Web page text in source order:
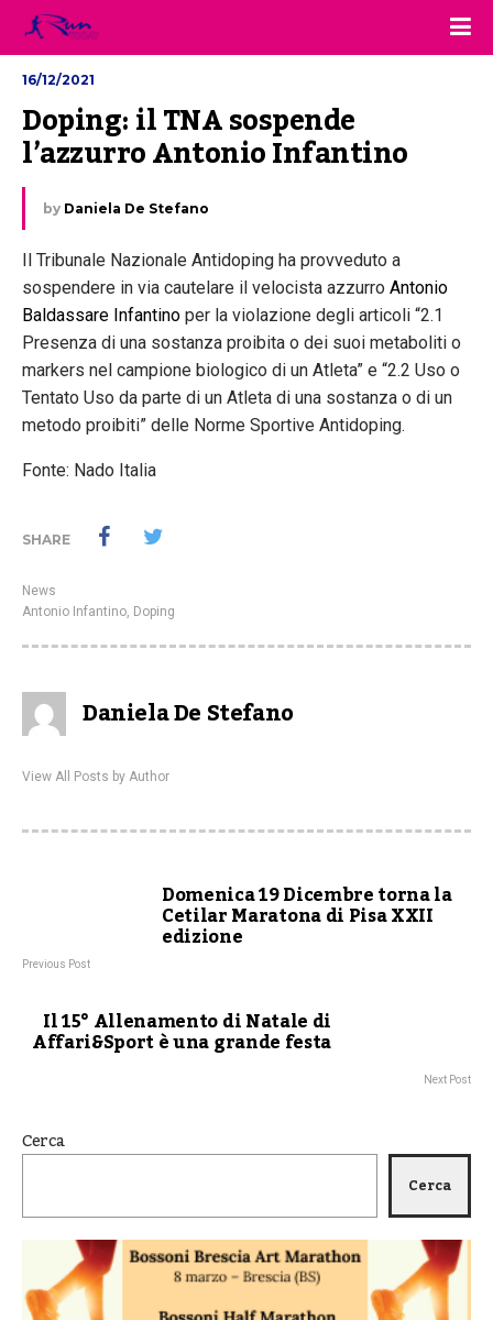
16/12/2021
Doping: il TNA sospende
l’azzurro Antonio Infantino
by Daniela De Stefano
Il Tribunale Nazionale Antidoping ha provveduto a
sospendere in via cautelare il velocista azzurro Antonio
Baldassare Infantino per la violazione degli articoli “2.1
Presenza di una sostanza proibita o dei suoi metaboliti o
markers nel campione biologico di un Atleta” e “2.2 Uso o
Tentato Uso da parte di un Atleta di una sostanza o di un
metodo proibiti” delle Norme Sportive Antidoping.
Fonte: Nado Italia
SHARE
News
Antonio Infantino, Doping
Daniela De Stefano
View All Posts by Author
Domenica 19 Dicembre torna la
Cetilar Maratona di Pisa XXII
edizione
Previous Post
Il 15° Allenamento di Natale di
Affari&Sport è una grande festa
Next Post
Cerca
Cerca